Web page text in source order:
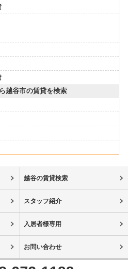
越谷市の賃貸を検索
越谷の賃貸検索
スタッフ紹介
入居者様専用
お問い合わせ